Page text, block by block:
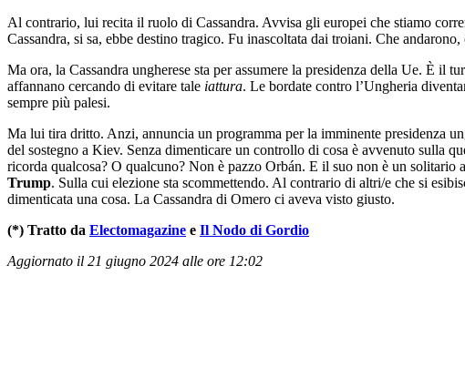
Al contrario, lui recita il ruolo di Cassandra. Avvisa gli europei che stiamo
Cassandra, si sa, ebbe destino tragico. Fu inascoltata dai troiani. Che
Ma ora, la Cassandra ungherese sta per assumere la presidenza della Ue. È il
affannano cercando di evitare tale iattura. Le bordate contro l’Ungheria
sempre più palesi.
Ma lui tira dritto. Anzi, annuncia un programma per la imminente presidenza
del sostegno a Kiev. Senza dimenticare un controllo di cosa è avvenuto sulla
ricorda qualcosa? O qualcuno? Non è pazzo Orbán. E il suo non è un
Trump. Sulla cui elezione sta scommettendo. Al contrario di altri/e che si
dimenticata una cosa. La Cassandra di Omero ci aveva visto giusto.
(*) Tratto da Electomagazine e Il Nodo di Gordio
Aggiornato il 21 giugno 2024 alle ore 12:02